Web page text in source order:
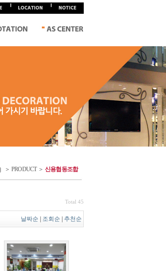
＞ PRODUCT ＞ 신용협동조합
Total 45
날짜순 조회순 추천순